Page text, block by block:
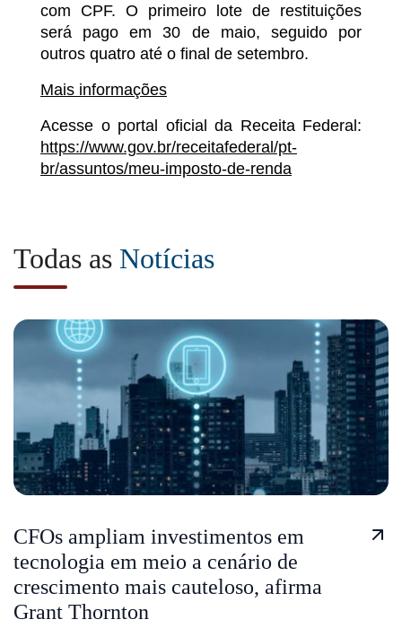
com CPF. O primeiro lote de restituições
será pago em 30 de maio, seguido por
outros quatro até o final de setembro.
Mais informações
Acesse o portal oficial da Receita Federal:
https://www.gov.br/receitafederal/pt-
br/assuntos/meu-imposto-de-renda
Todas as Notícias
CFOs ampliam investimentos em
tecnologia em meio a cenário de
crescimento mais cauteloso, afirma
Grant Thornton